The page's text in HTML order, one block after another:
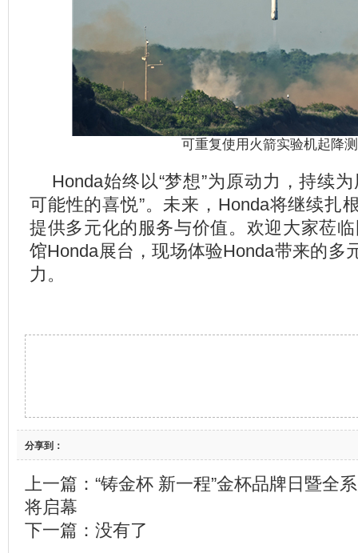
可重复使用火箭实验机起降
Honda始终以“梦想”为原动力，持续
可能性的喜悦”。未来，Honda将继续扎
提供多元化的服务与价值。欢迎大家莅
馆Honda展台，现场体验Honda带来的多
力。
分享到：
上一篇： “铸金杯 新一程”金杯品牌日暨全
将启幕
下一篇：没有了